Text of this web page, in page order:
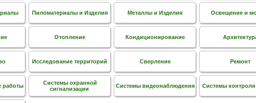
Пиломатериалы и Изделия Металлы и Изделия Освещение и
Отопление Кондиционирование
Исследование территорий Сверление Ремонт
работы
Системы охранной
сигнализации
Системы видеонаблюдения Системы контроля